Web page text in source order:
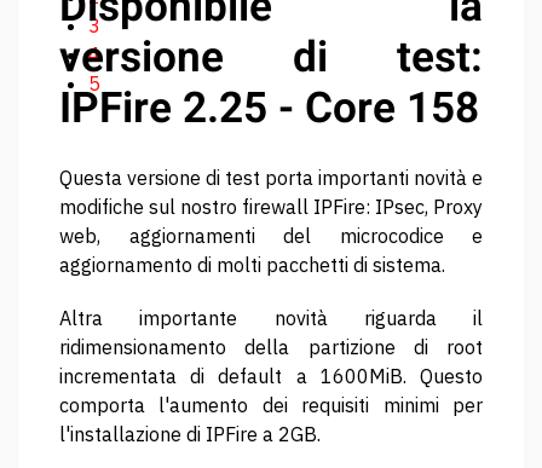
3
4
5
versione di test:
IPFire 2.25 - Core 158
Questa versione di test porta importanti novità e
modifiche sul nostro firewall IPFire: IPsec, Proxy
web, aggiornamenti del microcodice e
aggiornamento di molti pacchetti di sistema.
Altra importante novità riguarda il
ridimensionamento della partizione di root
incrementata di default a 1600MiB. Questo
comporta l'aumento dei requisiti minimi per
l'installazione di IPFire a 2GB.